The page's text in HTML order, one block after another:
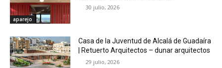
aparejo
30 julio, 2026
Casa de la Juventud de Alcalá de Guadaíra
| Retuerto Arquitectos – dunar arquitectos
29 julio, 2026